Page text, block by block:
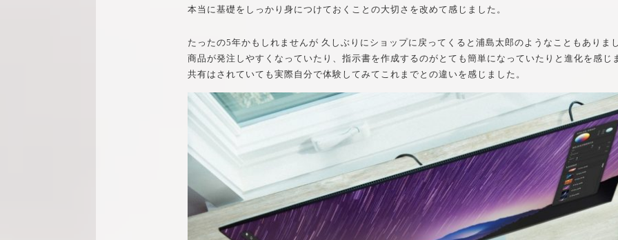
本当に基礎をしっかり身につけておくことの大切さを改めて感じました。
たったの5年かもしれませんが 久しぶりにショップに戻ってくると浦島太郎のようなこともありま
商品が発注しやすくなっていたり、指示書を作成するのがとても簡単になっていたりと進化を感じ
共有はされていても実際自分で体験してみてこれまでとの違いを感じました。